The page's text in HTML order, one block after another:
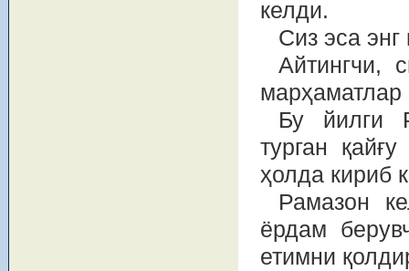
келди.
Сиз эса энг
Айтингчи,
марҳаматлар
Бу йилги
турган
ҳолда кириб
Рамазон
ёрдам
етимни